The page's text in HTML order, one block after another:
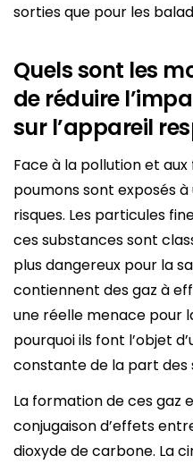
sorties que pour les
Quels sont les
de réduire
sur l’appareil
Face à la pollution et
poumons sont exposés
risques. Les particules
ces substances sont
plus dangereux pour la
contiennent des gaz à
une réelle menace pour
pourquoi ils font l’objet
constante de la part des
La formation de ces gaz
conjugaison d’effets
dioxyde de carbone. La